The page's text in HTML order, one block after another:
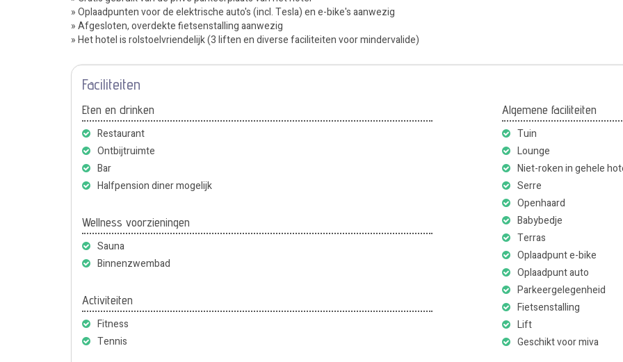
» Oplaadpunten voor de elektrische auto's (incl. Tesla) en e-bike's aanwezig
» Afgesloten, overdekte fietsenstalling aanwezig
» Het hotel is rolstoelvriendelijk (3 liften en diverse faciliteiten voor mindervalide)
Faciliteiten
Eten en drinken
Restaurant
Ontbijtruimte
Bar
Halfpension diner mogelijk
Wellness voorzieningen
Sauna
Binnenzwembad
Activiteiten
Fitness
Tennis
Algemene faciliteiten
Tuin
Lounge
Niet-roken in gehele
Serre
Openhaard
Babybedje
Terras
Oplaadpunt e-bike
Oplaadpunt auto
Parkeergelegenheid
Fietsenstalling
Lift
Geschikt voor miva